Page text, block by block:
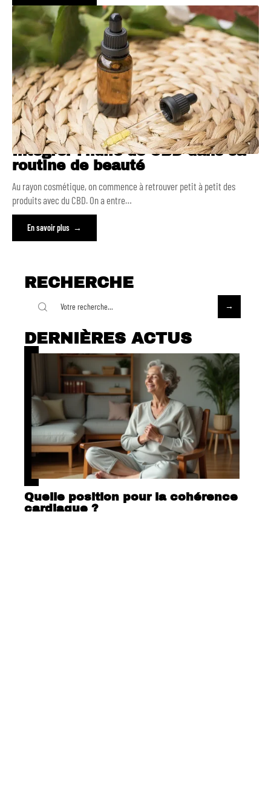
Intégrer l’huile de CBD dans sa
routine de beauté
Au rayon cosmétique, on commence à retrouver petit à petit des
produits avec du CBD. On a entre…
En savoir plus
RECHERCHE
DERNIÈRES ACTUS
Quelle position pour la cohérence
cardiaque ?